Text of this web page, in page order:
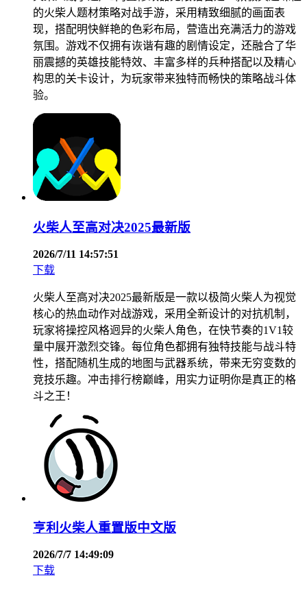
的火柴人题材策略对战手游，采用精致细腻的画面表
现，搭配明快鲜艳的色彩布局，营造出充满活力的游戏
氛围。游戏不仅拥有诙谐有趣的剧情设定，还融合了华
丽震撼的英雄技能特效、丰富多样的兵种搭配以及精心
构思的关卡设计，为玩家带来独特而畅快的策略战斗体
验。
火柴人至高对决2025最新版
2026/7/11 14:57:51
下载
火柴人至高对决2025最新版是一款以极简火柴人为视觉
核心的热血动作对战游戏，采用全新设计的对抗机制，
玩家将操控风格迥异的火柴人角色，在快节奏的1V1较
量中展开激烈交锋。每位角色都拥有独特技能与战斗特
性，搭配随机生成的地图与武器系统，带来无穷变数的
竞技乐趣。冲击排行榜巅峰，用实力证明你是真正的格
斗之王！
亨利火柴人重置版中文版
2026/7/7 14:49:09
下载